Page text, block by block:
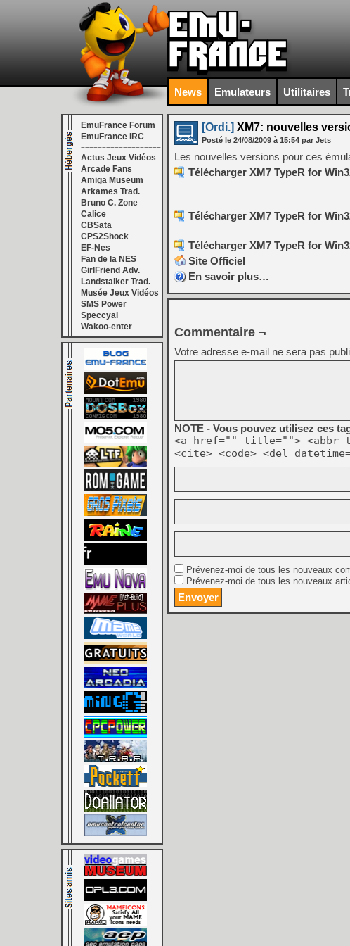
News Emulateurs Utilitaires
EmuFrance Forum
EmuFrance IRC
===================
Actus Jeux Vidéos
Arcade Fans
Amiga Museum
Arkames Trad.
Bruno C. Zone
Calice
CBSata
CPS2Shock
EF-Nes
Fan de la NES
GirlFriend Adv.
Landstalker Trad.
Musée Jeux Vidéos
SMS Power
Speccyal
Wakoo-enter
[Ordi.] XM7: nouvelles
Posté le 24/08/2009 à 15:54 par Jets
Les nouvelles versions pour ces
Télécharger XM7 TypeR for
Télécharger XM7 TypeR for
Télécharger XM7 TypeR for
Site Officiel
En savoir plus…
Commentaire ¬
Votre adresse e-mail ne sera pas
NOTE - Vous pouvez utilisez ces
<a href="" title=""> <abbr
<cite> <code> <del
Prévenez-moi de tous les nouveaux
Prévenez-moi de tous les nouveaux